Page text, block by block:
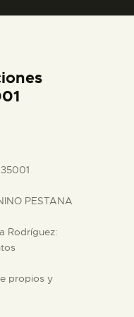
PESTANA
Rodríguez:
propios y